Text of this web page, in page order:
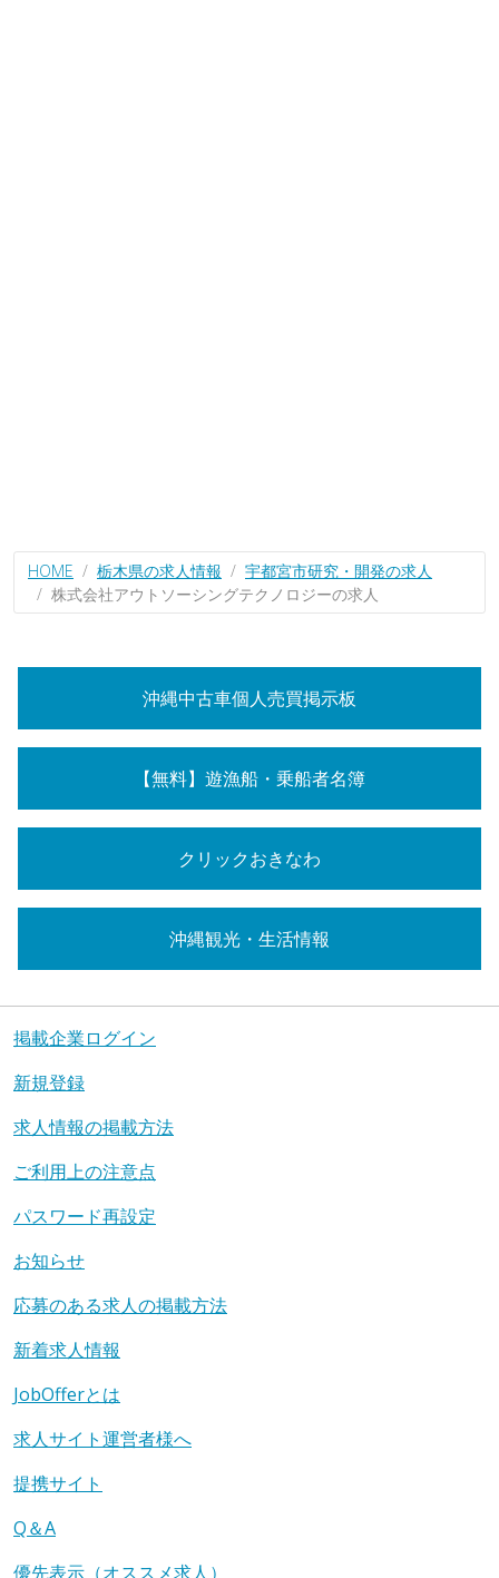
HOME 栃木県の求人情報
宇都宮市研究・開発の求人
株式会社アウトソーシングテクノロジーの求人
沖縄中古車個人売買掲示板
【無料】遊漁船・乗船者名簿
クリックおきなわ
沖縄観光・生活情報
掲載企業ログイン
新規登録
求人情報の掲載方法
ご利用上の注意点
パスワード再設定
お知らせ
応募のある求人の掲載方法
新着求人情報
JobOfferとは
求人サイト運営者様へ
提携サイト
Q＆A
優先表示（オススメ求人）